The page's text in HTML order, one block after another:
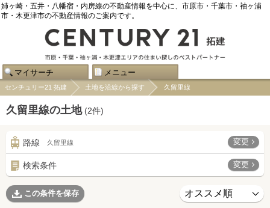
姉ヶ崎・五井・八幡宿・内房線の不動産情報を中心に、市原市・千葉市・袖ヶ浦
市・木更津市の不動産情報のご案内です。
メニュー
マイサーチ
センチュリー21 拓建 土地を沿線から探す 久留里線
久留里線の土地 (2件)
路線 久留里線 変更
検索条件 変更
この条件を保存